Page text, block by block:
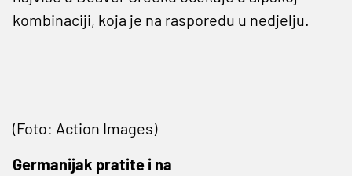
kombinaciji, koja je na rasporedu u nedjelju.
(Foto: Action Images)
Germanijak pratite i na